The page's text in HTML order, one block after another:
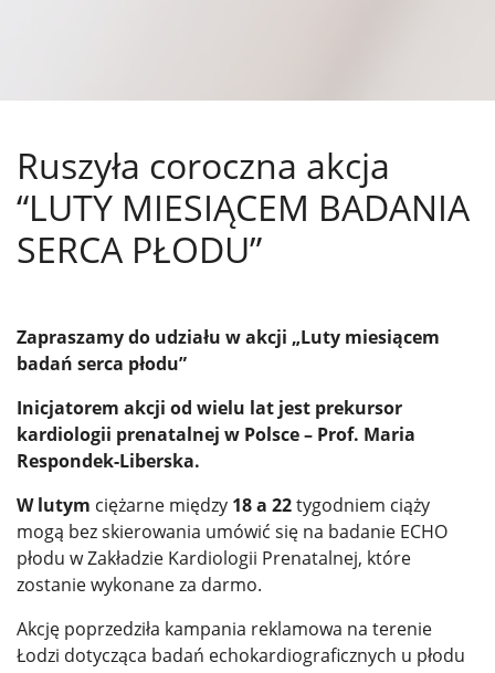
Ruszyła coroczna akcja
“LUTY MIESIĄCEM BADANIA
SERCA PŁODU”
Zapraszamy do udziału w akcji „Luty miesiącem
badań serca płodu”
Inicjatorem akcji od wielu lat jest prekursor
kardiologii prenatalnej w Polsce – Prof. Maria
Respondek-Liberska.
W lutym ciężarne między 18 a 22tygodniem ciąży
mogą bez skierowania umówić się na badanie ECHO
płodu w Zakładzie Kardiologii Prenatalnej, które
zostanie wykonane za darmo.
Akcję poprzedziła kampania reklamowa na terenie
Łodzi dotycząca badań echokardiograficznych u płodu